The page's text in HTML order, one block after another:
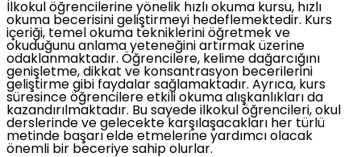
İlkokul öğrencilerine yönelik hızlı okuma kursu, hızlı
okuma becerisini geliştirmeyi hedeflemektedir. Kurs
içeriği, temel okuma tekniklerini öğretmek ve
okuduğunu anlama yeteneğini artırmak üzerine
odaklanmaktadır. Öğrencilere, kelime dağarcığını
genişletme, dikkat ve konsantrasyon becerilerini
geliştirme gibi faydalar sağlamaktadır. Ayrıca, kurs
süresince öğrencilere etkili okuma alışkanlıkları da
kazandırılmaktadır. Bu sayede ilkokul öğrencileri, okul
derslerinde ve gelecekte karşılaşacakları her türlü
metinde başarı elde etmelerine yardımcı olacak
önemli bir beceriye sahip olurlar.